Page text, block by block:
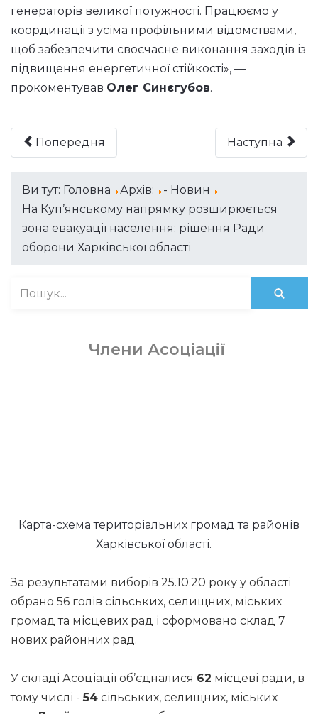
генераторів великої потужності. Працюємо у
координації з усіма профільними відомствами,
щоб забезпечити своєчасне виконання заходів із
підвищення енергетичної стійкості», —
прокоментував Олег Синєгубов.
Попередня Наступна
Ви тут: Головна Архів:
- Новин
На Куп’янському напрямку розширюється
зона евакуації населення: рішення Ради
оборони Харківської області
Члени Асоціації
Карта-схема територіальних громад та районів
Харківської області.
За результатами виборів 25.10.20 року у області
обрано 56 голів сільських, селищних, міських
громад та місцевих рад і сформовано склад 7
нових районних рад.
У складі Асоціації об’єдналися 62 місцеві ради, в
тому числі -54 сільських, селищних, міських